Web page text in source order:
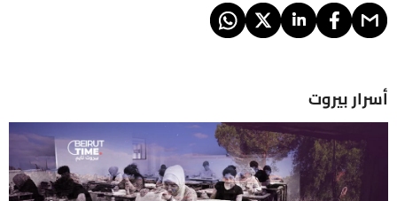
أسرار بيروت